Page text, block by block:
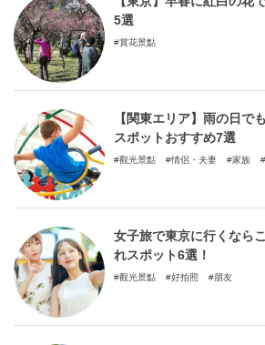
5選
賞花景點
【関東エリア】雨の日で
スポットおすすめ7選
觀光景點 情侶・夫妻 家族
女子旅で東京に行くなら
れスポット6選！
觀光景點 好拍照 朋友